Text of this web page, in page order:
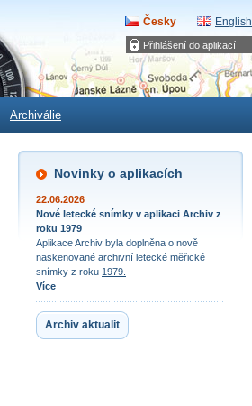
Přihlášení do aplikací
Česky English
Archiválie
Novinky o aplikacích
22.06.2026
Nové letecké snímky v aplikaci Archiv z
roku 1979
Aplikace Archiv byla doplněna o nově
naskenované archivní letecké měřické
snímky z roku 1979.
Více
Archiv aktualit